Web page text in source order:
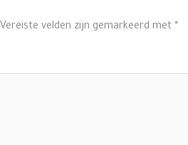
Vereiste velden zijn gemarkeerd met *